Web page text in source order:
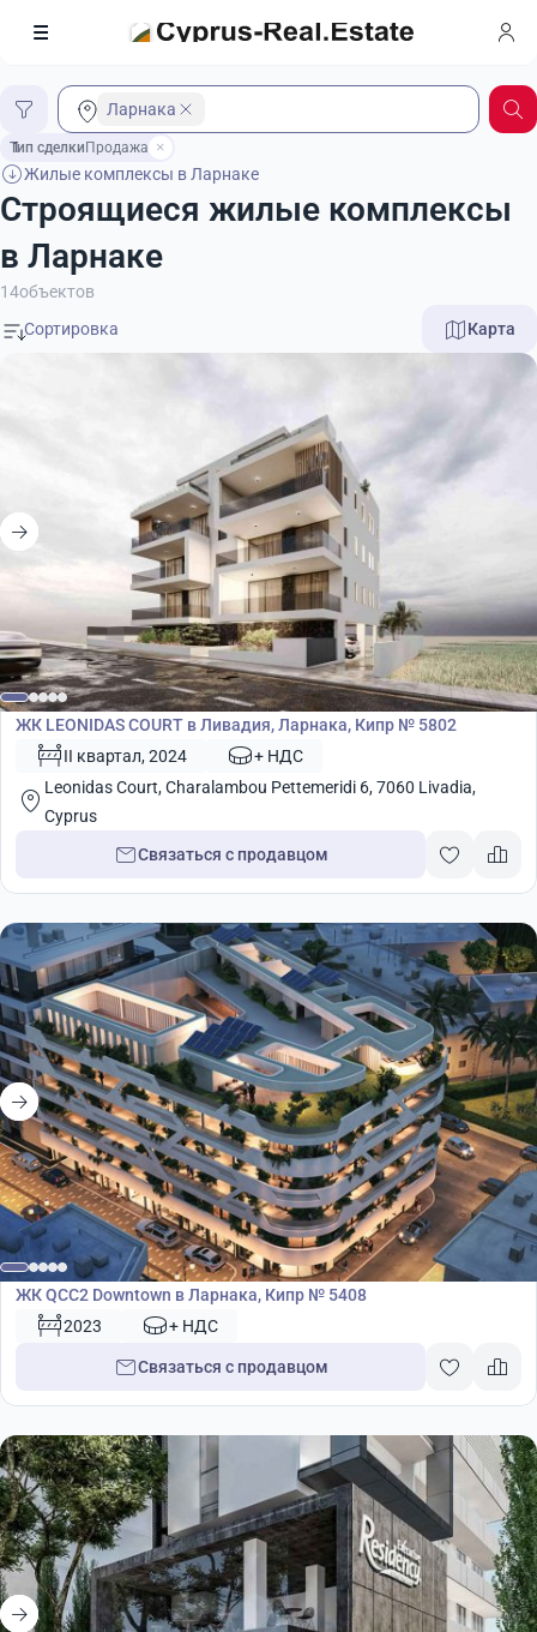
1
Ларнака
Тип сделки Продажа
Жилые комплексы в Ларнаке
Строящиеся жилые комплексы
в Ларнаке
14объектов
Карта
Жилой комплекс
ЖК LEONIDAS COURT в Ливадия, Ларнака, Кипр № 5802
II квартал, 2024
+ НДС
Leonidas Court, Charalambou Pettemeridi 6, 7060 Livadia,
Cyprus
Связаться с продавцом
Жилой комплекс
ЖК QCC2 Downtown в Ларнака, Кипр № 5408
2023
+ НДС
Связаться с продавцом